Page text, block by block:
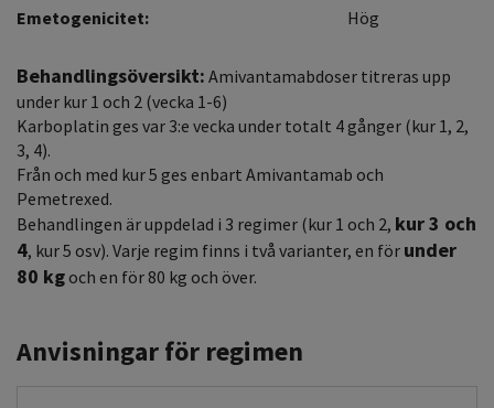
Emetogenicitet: Hög
Behandlingsöversikt: Amivantamabdoser titreras upp
under kur 1 och 2 (vecka 1-6)
Karboplatin ges var 3:e vecka under totalt 4 gånger (kur 1, 2,
3, 4).
Från och med kur 5 ges enbart Amivantamab och
Pemetrexed.
Behandlingen är uppdelad i 3 regimer (kur 1 och 2, kur 3 och
4, kur 5 osv). Varje regim finns i två varianter, en för under
80 kg och en för 80 kg och över.
Anvisningar för regimen